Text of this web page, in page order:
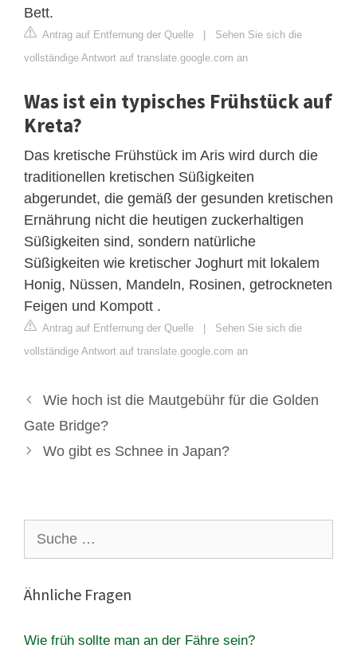
Bett.
Antrag auf Entfernung der Quelle | Sehen Sie sich die
vollständige Antwort auf translate.google.com an
Was ist ein typisches Frühstück auf
Kreta?
Das kretische Frühstück im Aris wird durch die
traditionellen kretischen Süßigkeiten
abgerundet, die gemäß der gesunden kretischen
Ernährung nicht die heutigen zuckerhaltigen
Süßigkeiten sind, sondern natürliche
Süßigkeiten wie kretischer Joghurt mit lokalem
Honig, Nüssen, Mandeln, Rosinen, getrockneten
Feigen und Kompott .
Antrag auf Entfernung der Quelle | Sehen Sie sich die
vollständige Antwort auf translate.google.com an
Wie hoch ist die Mautgebühr für die Golden
Gate Bridge?
Wo gibt es Schnee in Japan?
nach:
Ähnliche Fragen
Wie früh sollte man an der Fähre sein?